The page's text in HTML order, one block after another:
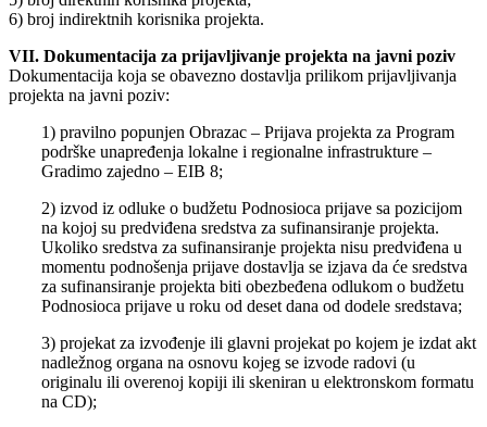
6) broj indirektnih korisnika projekta.
VII. Dokumentacija za prijavljivanje projekta na javni poziv
Dokumentacija koja se obavezno dostavlja prilikom prijavljivanja
projekta na javni poziv:
1) pravilno popunjen Obrazac – Prijava projekta za Program
podrške unapređenja lokalne i regionalne infrastrukture –
Gradimo zajedno – EIB 8;
2) izvod iz odluke o budžetu Podnosioca prijave sa pozicijom
na kojoj su predviđena sredstva za sufinansiranje projekta.
Ukoliko sredstva za sufinansiranje projekta nisu predviđena u
momentu podnošenja prijave dostavlja se izjava da će sredstva
za sufinansiranje projekta biti obezbeđena odlukom o budžetu
Podnosioca prijave u roku od deset dana od dodele sredstava;
3) projekat za izvođenje ili glavni projekat po kojem je izdat akt
nadležnog organa na osnovu kojeg se izvode radovi (u
originalu ili overenoj kopiji ili skeniran u elektronskom formatu
na CD);